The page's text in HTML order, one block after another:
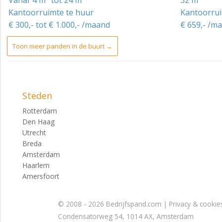
- Er zijn ook meer kantoren zijn beschikbaar:
Unit 2: 35 m² voor € 437,50,- per maand
Unit 5: 18 m² voor € 225,- per maand
Unit 6: 18 m² voor € 225,- per maand
Servicekosten € 1,17 per m² per maand
Voorschot gas, elektra en water € 5,42 per m² per maand
Kantoorruimte te huur
€ 300,- tot € 1.000,- /maand
€ 659,- /
Toon meer panden in de buurt →
Steden
Rotterdam
Den Haag
Utrecht
Breda
Amsterdam
Haarlem
Amersfoort
© 2008 - 2026 Bedrijfspand.com | Privacy &
Condensatorweg 54, 1014 AX, Amsterdam